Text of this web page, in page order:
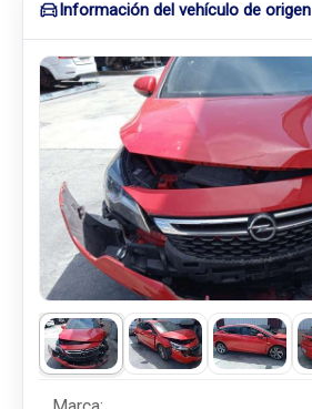
Información del vehículo de origen